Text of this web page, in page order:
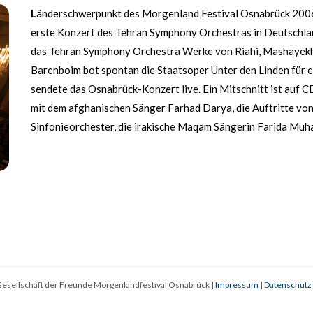
Länderschwerpunkt des Morgenland Festival Osnabrück
erste Konzert des Tehran Symphony Orchestras in
das Tehran Symphony Orchestra Werke von Riahi,
Barenboim bot spontan die Staatsoper Unter den Linden
sendete das Osnabrück-Konzert live. Ein Mitschnitt ist auf
mit dem afghanischen Sänger Farhad Darya, die Auftritte
Sinfonieorchester, die irakische Maqam Sängerin Farida
der Freunde Morgenlandfestival Osnabrück | Impressum | Datenschutz